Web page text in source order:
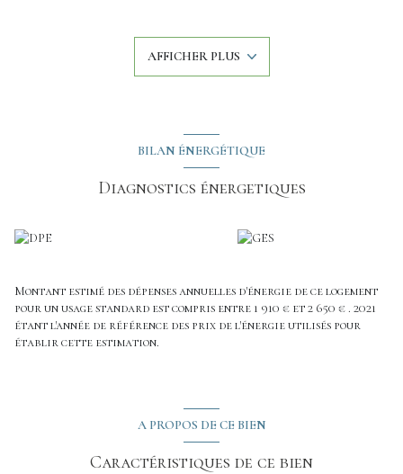
coin cuisine, d'un wc, d'une chaufferie et d'un garage (isolé).
A l'étage vous retouverez une mezzanine, une grande pièce d'eau
avec douche / baignoire et wc, 2 chambres (16,73 m²; 13,56 m²).
isolation, vitrage, éléctricité, plomberie...
Nous restons à votre entière disposition pour organiser une
visite ou pour vous apporter des renseignements complémentaires.
AFFICHER PLUS
BILAN ÉNERGÉTIQUE
Diagnostics énergetiques
Montant estimé des dépenses annuelles d'énergie de ce logement
pour un usage standard est compris entre 1 910 € et 2 650 € . 2021
étant l'année de référence des prix de l'énergie utilisés pour
établir cette estimation.
A PROPOS DE CE BIEN
Caractéristiques de ce bien